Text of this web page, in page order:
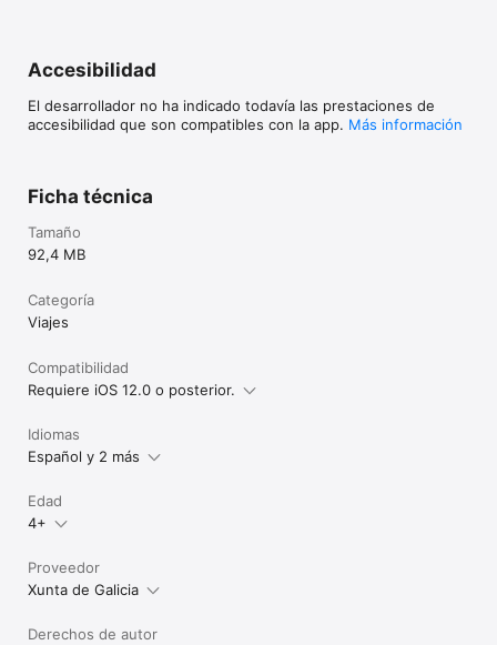
Accesibilidad
El desarrollador no ha indicado todavía las prestaciones de
accesibilidad que son compatibles con la app. Más información
Ficha técnica
Tamaño
92,4 MB
Categoría
Viajes
Compatibilidad
Requiere iOS 12.0 o posterior.
Idiomas
Español y 2 más
Edad
4+
Proveedor
Xunta de Galicia
Derechos de autor